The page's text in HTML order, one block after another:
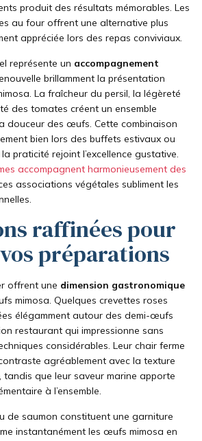
produit des résultats mémorables. Les
au four offrent une alternative plus
appréciée lors des repas conviviaux.
représente un accompagnement
brillamment la présentation
La fraîcheur du persil, la légèreté
des tomates créent un ensemble
douceur des œufs. Cette combinaison
bien lors des buffets estivaux ou
praticité rejoint l’excellence gustative.
accompagnent harmonieusement des
associations végétales subliment les
raffinées pour
préparations
offrent une dimension gastronomique
mimosa. Quelques crevettes roses
élégamment autour des demi-œufs
restaurant qui impressionne sans
considérables. Leur chair ferme
agréablement avec la texture
tandis que leur saveur marine apporte
à l’ensemble.
de saumon constituent une garniture
instantanément les œufs mimosa en